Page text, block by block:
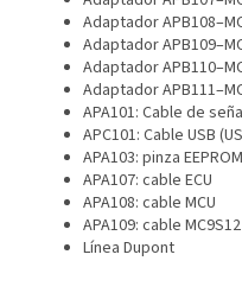
Adaptador
Adaptador
Adaptador
Adaptador
APA101: Cable de
APC101: Cable USB
APA103: pinza EEPROM
APA107: cable ECU
APA108: cable MCU
APA109: cable MC9S12
Línea Dupont